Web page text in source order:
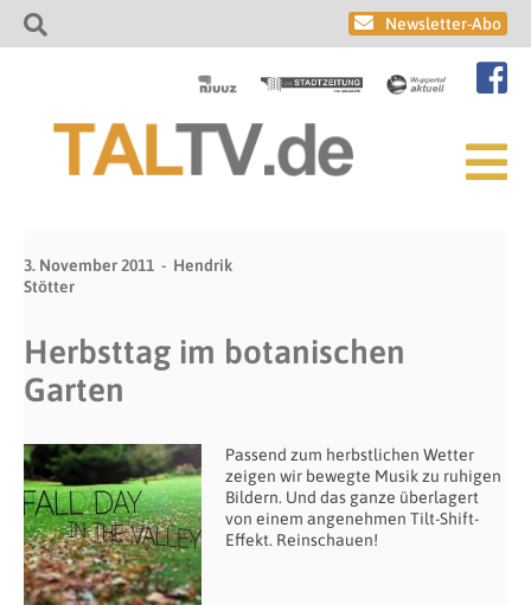
Newsletter-Abo
3. November 2011
Hendrik
Stötter
Herbsttag im botanischen
Garten
Passend zum herbstlichen Wetter
zeigen wir bewegte Musik zu ruhigen
Bildern. Und das ganze überlagert
von einem angenehmen Tilt-Shift-
Effekt. Reinschauen!